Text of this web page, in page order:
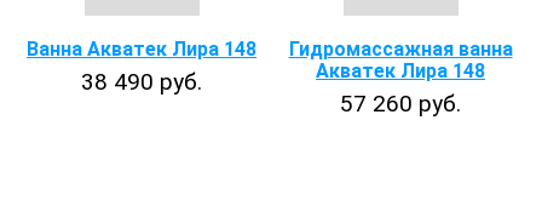
Ванна Акватек Лира 148
38 490 руб.
Гидромассажная ванна
Акватек Лира 148
57 260 руб.